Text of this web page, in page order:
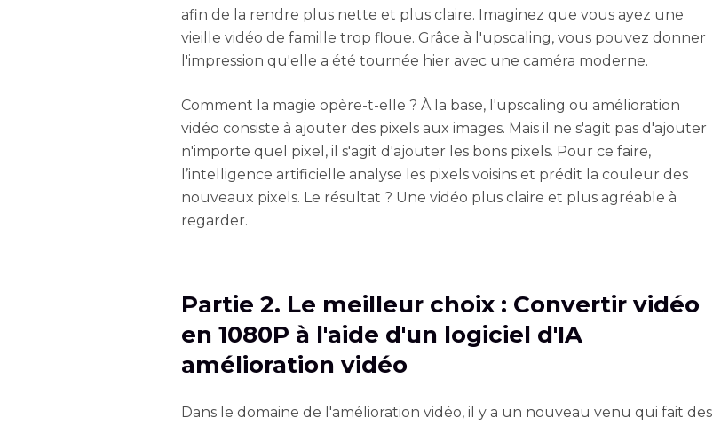
afin de la rendre plus nette et plus claire. Imaginez que vous ayez une
vieille vidéo de famille trop floue. Grâce à l'upscaling, vous pouvez donner
l'impression qu'elle a été tournée hier avec une caméra moderne.
Comment la magie opère-t-elle ? À la base, l'upscaling ou amélioration
vidéo consiste à ajouter des pixels aux images. Mais il ne s'agit pas d'ajouter
n'importe quel pixel, il s'agit d'ajouter les bons pixels. Pour ce faire,
l’intelligence artificielle analyse les pixels voisins et prédit la couleur des
nouveaux pixels. Le résultat ? Une vidéo plus claire et plus agréable à
regarder.
Partie 2. Le meilleur choix : Convertir vidéo
en 1080P à l'aide d'un logiciel d'IA
amélioration vidéo
Dans le domaine de l'amélioration vidéo, il y a un nouveau venu qui fait des